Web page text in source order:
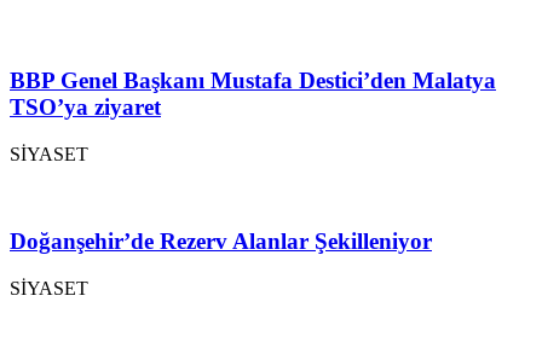
BBP Genel Başkanı Mustafa Destici’den Malatya
TSO’ya ziyaret
SİYASET
Doğanşehir’de Rezerv Alanlar Şekilleniyor
SİYASET